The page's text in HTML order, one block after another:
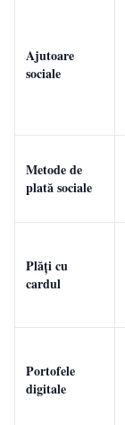
Ajutoare
sociale
Metode de
plată sociale
Plăți cu
cardul
Portofele
digitale